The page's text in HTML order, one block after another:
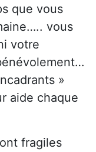
que vous
vous
votre
»
aide chaque
fragiles